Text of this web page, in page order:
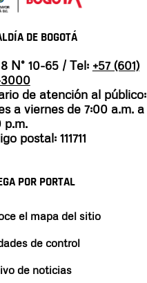
DE BOGOTÁ
N° 10-65 / Tel: +57 (601)
3000
de atención al público:
a viernes de 7:00 a.m. a
p.m.
postal: 111711
POR PORTAL
el mapa del sitio
de control
de noticias